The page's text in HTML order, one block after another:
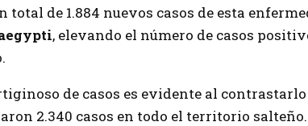
total de 1.884 nuevos casos de esta
, elevando el número de casos
de casos es evidente al
2.340 casos en todo el territorio